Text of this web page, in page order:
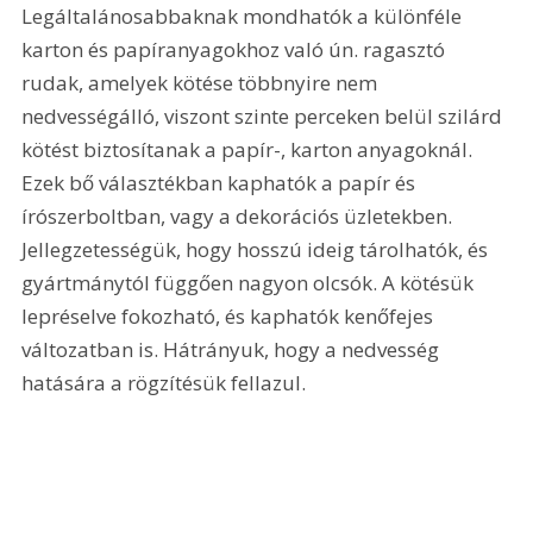
Legáltalánosabbaknak mondhatók a különféle
karton és papíranyagokhoz való ún. ragasztó
rudak, amelyek kötése többnyire nem
nedvességálló, viszont szinte perceken belül szilárd
kötést biztosítanak a papír-, karton anyagoknál.
Ezek bő választékban kaphatók a papír és
írószerboltban, vagy a dekorációs üzletekben.
Jellegzetességük, hogy hosszú ideig tárolhatók, és
gyártmánytól függően nagyon olcsók. A kötésük
lepréselve fokozható, és kaphatók kenőfejes
változatban is. Hátrányuk, hogy a nedvesség
hatására a rögzítésük fellazul.